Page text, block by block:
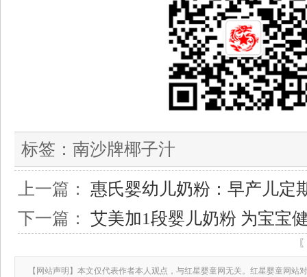
标签： 南沙牌椰子汁
上一篇： 惠氏婴幼儿奶粉：早产儿定
下一篇： 艾美加1段婴儿奶粉 为宝宝
【网站声明】本文仅代表作者本人观点，与红星婴童网无关。红星婴童网站